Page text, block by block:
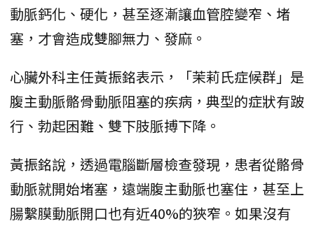
動脈鈣化、硬化，甚至逐漸讓血管腔變窄、堵
塞，才會造成雙腳無力、發麻。
心臟外科主任黃振銘表示，「茉莉氏症候群」是
腹主動脈骼骨動脈阻塞的疾病，典型的症狀有跛
行、勃起困難、雙下肢脈搏下降。
黃振銘說，透過電腦斷層檢查發現，患者從骼骨
動脈就開始堵塞，遠端腹主動脈也塞住，甚至上
腸繫膜動脈開口也有近40%的狹窄。如果沒有